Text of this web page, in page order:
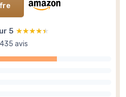
5 ★★★★★
★★★★★
avis